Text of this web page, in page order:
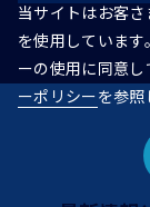
当サイトはお客
を使用していま
ーの使用に同意
ーポリシーを参照